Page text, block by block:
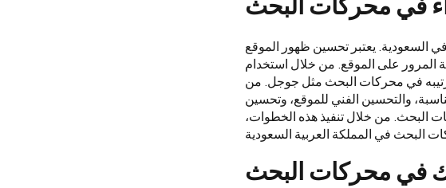
السعودية. يعتبر تحسين ظهور الموقع
المرور على الموقع. من خلال استخدام
في محركات البحث مثل جوجل. من
والتحسين الفني للموقع، وتحسين
البحث. من خلال تنفيذ هذه الخطوات،
في المملكة العربية السعودية
في محركات البحث